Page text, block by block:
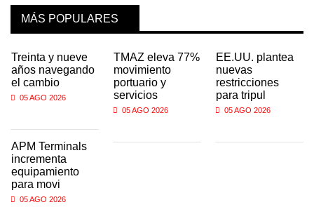
MÁS POPULARES
Treinta y nueve
años navegando
el cambio
05 AGO 2026
APM Terminals
incrementa
equipamiento
para movi
05 AGO 2026
TMAZ eleva 77%
movimiento
portuario y
servicios
05 AGO 2026
EE.UU. plantea
nuevas
restricciones
para tripul
05 AGO 2026